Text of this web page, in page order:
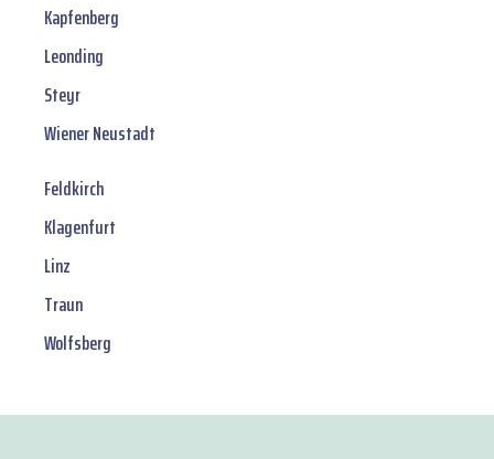
Kapfenberg
Leonding
Steyr
Wiener Neustadt
Feldkirch
Klagenfurt
Linz
Traun
Wolfsberg